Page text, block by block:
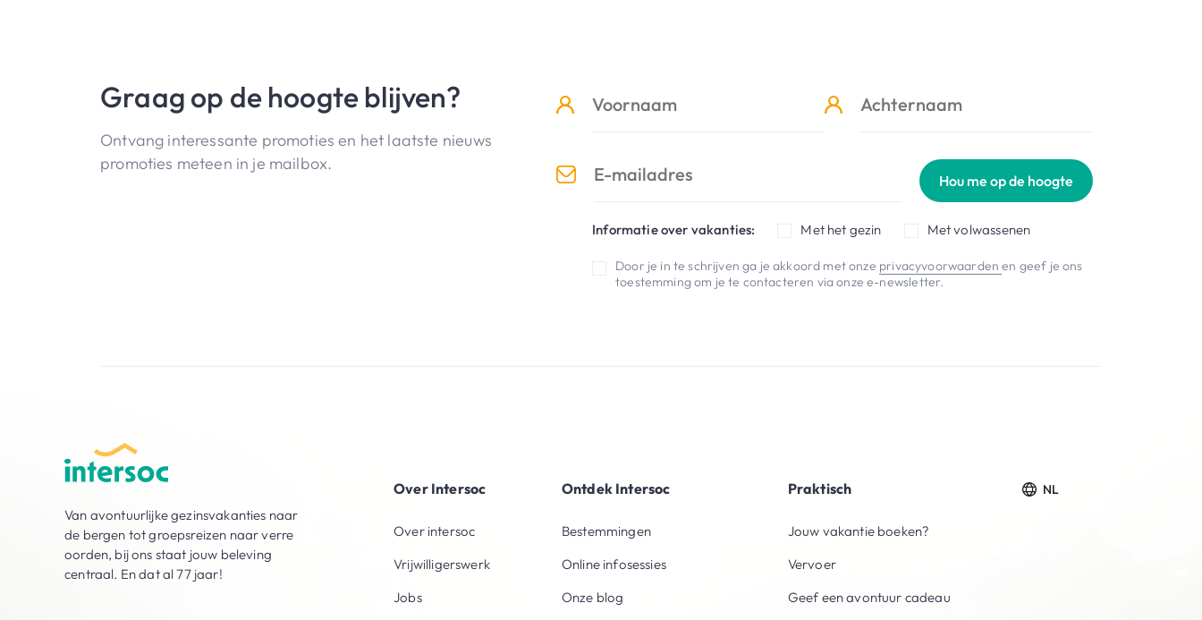
Graag op de hoogte blijven?
Ontvang interessante promoties en het laatste nieuws
promoties meteen in je mailbox.
Hou me op de hoogte
Informatie over vakanties: Met het gezin Met volwassenen
Door je in te schrijven ga je akkoord met onze privacyvoorwaardenen geef je ons
toestemming om je te contacteren via onze e-newsletter.
Van avontuurlijke gezinsvakanties naar
de bergen tot groepsreizen naar verre
oorden, bij ons staat jouw beleving
centraal. En dat al 77 jaar!
Over Intersoc
Over intersoc
Vrijwilligerswerk
Jobs
Ontdek Intersoc
Bestemmingen
Online infosessies
Onze blog
Praktisch
Jouw vakantie boeken?
Vervoer
Geef een avontuur cadeau
NL